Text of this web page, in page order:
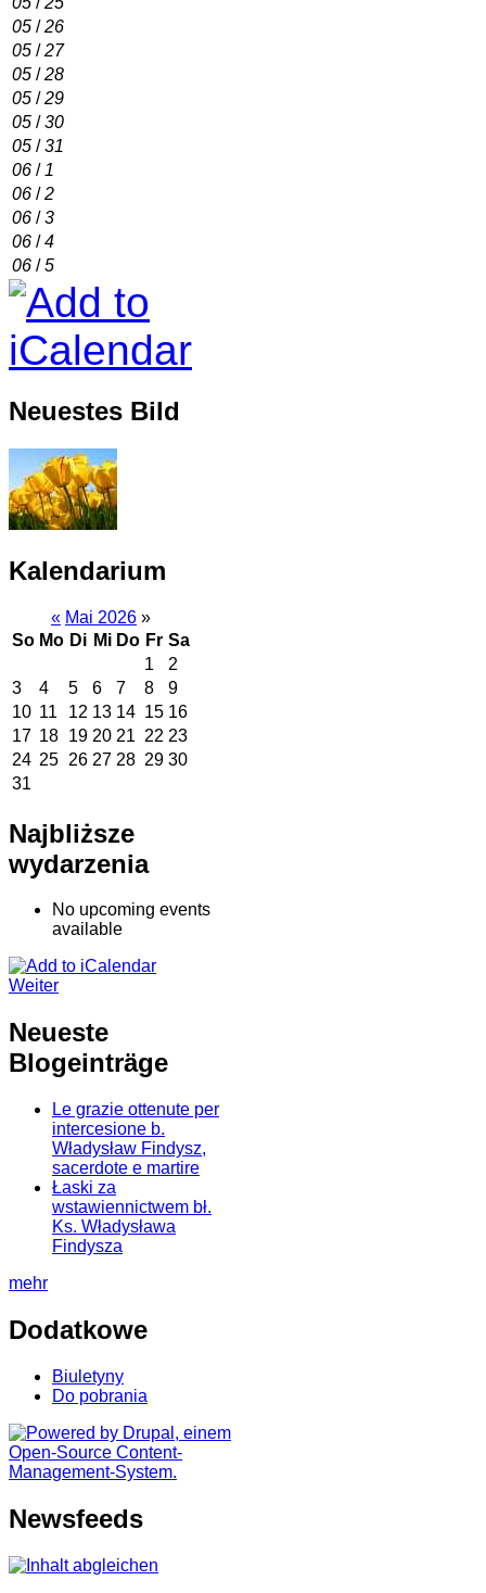
05 /26
05 /27
05 /28
05 /29
05 /30
05 /31
06 / 1
06 /2
06 /3
06 /4
06 /5
Neuestes Bild
Kalendarium
« Mai 2026 »
So Mo Di Mi Do Fr Sa
1
2
3
4 5 6 7 8
9
10 11 12 13 14 15 16
17 18 19 20 21 22 23
24 25 26 27 28 29 30
31
Najbliższe
wydarzenia
No upcoming events
available
Weiter
Neueste
Blogeinträge
Le grazie ottenute per
intercesione b.
Władysław Findysz,
sacerdote e martire
Łaski za
wstawiennictwem bł.
Ks. Władysława
Findysza
mehr
Dodatkowe
Biuletyny
Do pobrania
Newsfeeds